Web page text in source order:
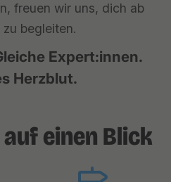
freuen wir uns, dich ab
begleiten.
Expert:innen.
Herzblut.
einen Blick